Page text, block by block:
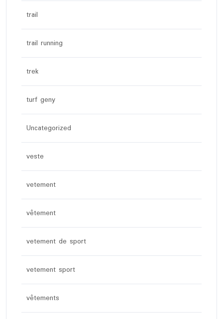
trail
trail running
trek
turf geny
Uncategorized
veste
vetement
vêtement
vetement de sport
vetement sport
vêtements